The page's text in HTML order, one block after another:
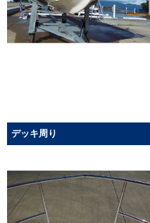
デッキ周り